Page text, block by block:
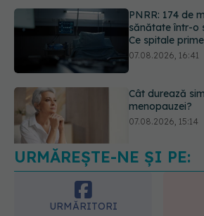
sănătate într-o
Ce spitale
07.08.2026, 16:41
menopauzei?
07.08.2026, 15:14
EXCLUSIV
prevenite. Dr.
(SANADOR):
URMĂREȘTE-NE ȘI PE:
URMĂRITORI